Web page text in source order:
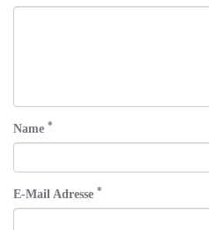
Name *
E-Mail Adresse *